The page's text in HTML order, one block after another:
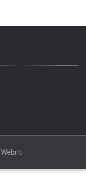
Webriti